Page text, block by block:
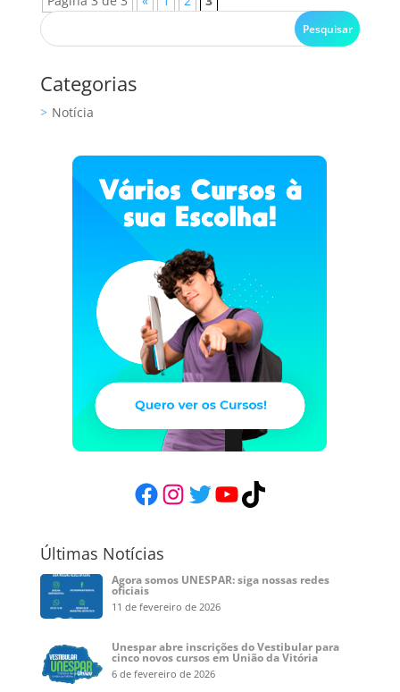
Categorias
Notícia
Facebook
Instagram
Twitter
YouTube
TikTok
Últimas Notícias
Agora somos UNESPAR: siga nossas redes
oficiais
11 de fevereiro de 2026
Unespar abre inscrições do Vestibular para
cinco novos cursos em União da Vitória
6 de fevereiro de 2026